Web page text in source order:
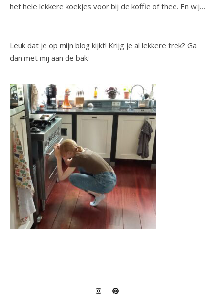
het hele lekkere koekjes voor bij de koffie of thee. En wij…
Leuk dat je op mijn blog kijkt! Krijg je al lekkere trek? Ga
dan met mij aan de bak!